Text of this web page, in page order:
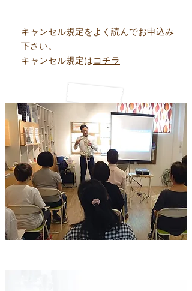
キャンセル規定をよく読んでお申込み
下さい。
​キャンセル規定はコチラ